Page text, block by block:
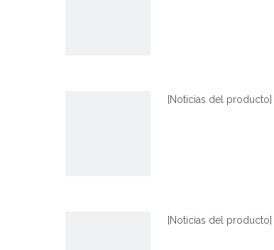
[Noticias del producto]
[Noticias del producto]